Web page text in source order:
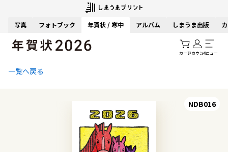
写真 フォトブック 年賀状 / 寒中 アルバム しまうま出版
カートアカウントメニュー
一覧へ戻る
NDB016